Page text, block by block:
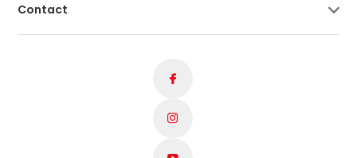
Contact